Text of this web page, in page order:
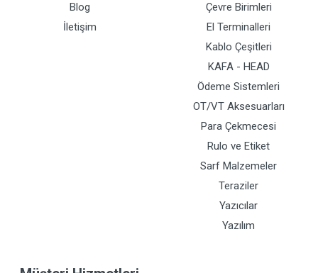
Blog
İletişim
Çevre Birimleri
El Terminalleri
Kablo Çeşitleri
KAFA - HEAD
Ödeme Sistemleri
OT/VT Aksesuarları
Para Çekmecesi
Rulo ve Etiket
Sarf Malzemeler
Teraziler
Yazıcılar
Yazılım